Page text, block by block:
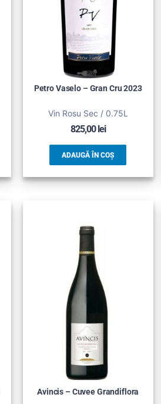
Petro Vaselo – Gran Cru 2023
Vin Rosu Sec / 0.75L
825,00lei
ADAUGĂ ÎN COȘ
Avincis – Cuvee Grandiflora